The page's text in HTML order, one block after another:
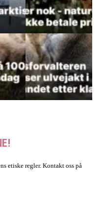
etiske regler. Kontakt oss på